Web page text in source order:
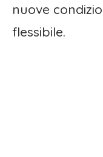
nuove
flessibile.